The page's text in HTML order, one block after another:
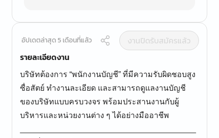
อัปเดตล่าสุด 5 เดือนที่แล้ว
งานปิดรับสมัครแล้ว
รายละเอียดงาน
บริษัทต้องการ “พนักงานบัญชี” ที่มีความรับผิดชอบสูง
ซื่อสัตย์ ทำงานละเอียด และสามารถดูแลงานบัญชี
ของบริษัทแบบครบวงจร พร้อมประสานงานกับผู้
บริหารและหน่วยงานต่าง ๆ ได้อย่างมืออาชีพ